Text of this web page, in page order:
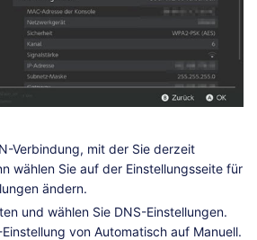
Verbindung, mit der Sie derzeit
wählen Sie auf der Einstellungsseite für
ändern.
und wählen Sie DNS-Einstellungen.
von Automatisch auf Manuell.